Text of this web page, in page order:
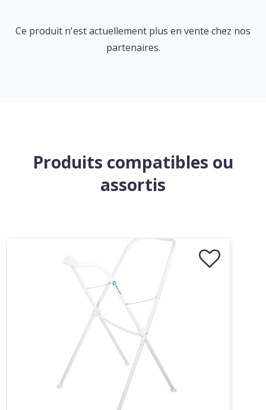
Ce produit n'est actuellement plus en vente chez nos
partenaires.
Produits compatibles ou
assortis